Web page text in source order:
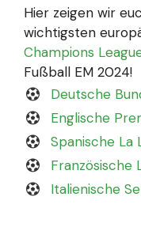
Hier zeigen wir
wichtigsten
Champions
Fußball EM 2024!
Deutsche
Englische
Spanische La
Französische
Italienische